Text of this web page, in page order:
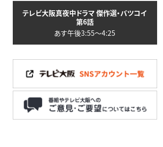
テレビ大阪真夜中ドラマ 傑作選・バツコイ
第6話
あす午後3:55〜4:25